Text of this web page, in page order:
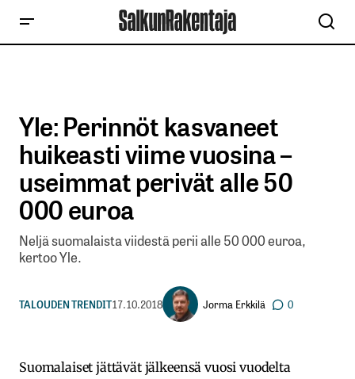
Yle: Perinnöt kasvaneet
huikeasti viime vuosina –
useimmat perivät alle 50
000 euroa
Neljä suomalaista viidestä perii alle 50 000 euroa,
kertoo Yle.
TALOUDEN TRENDIT17.10.2018 Jorma Erkkilä 0
Suomalaiset jättävät jälkeensä vuosi vuodelta